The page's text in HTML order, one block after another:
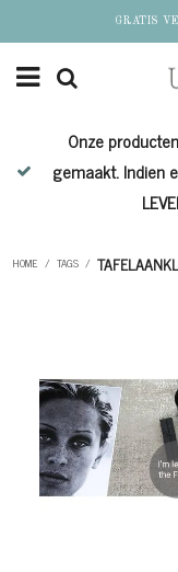
GRATIS
Onze
gemaakt. Indien
HOME / TAGS /